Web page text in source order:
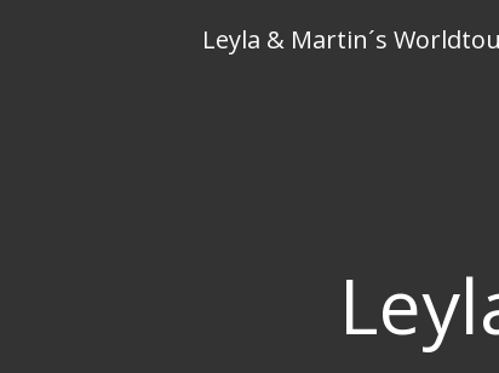
Leyla & Martin´s